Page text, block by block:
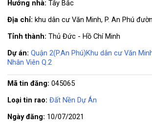
Hướng nhà: Tây Bắc
Địa chỉ: khu dân cư Văn Minh, P. An Phú
Tỉnh thành: Thủ Đức - Hồ Chí Minh
Dự án: Quận 2(P.An Phú)Khu dân cư Văn
Nhân Viên Q.2
Mã tin đăng: 045065
Loại tin rao: Đất Nền Dự Án
Ngày đăng: 10/07/2021